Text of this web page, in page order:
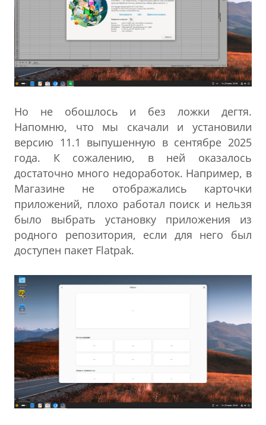
Но не обошлось и без ложки дегтя.
Напомню, что мы скачали и установили
версию 11.1 выпушенную в сентябре 2025
года. К сожалению, в ней оказалось
достаточно много недоработок. Например, в
Магазине не отображались карточки
приложений, плохо работал поиск и нельзя
было выбрать установку приложения из
родного репозитория, если для него был
доступен пакет Flatpak.